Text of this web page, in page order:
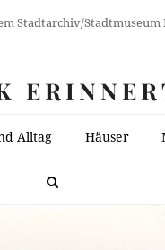
Stadtarchiv/Stadtmuseum
Alltag Häuser